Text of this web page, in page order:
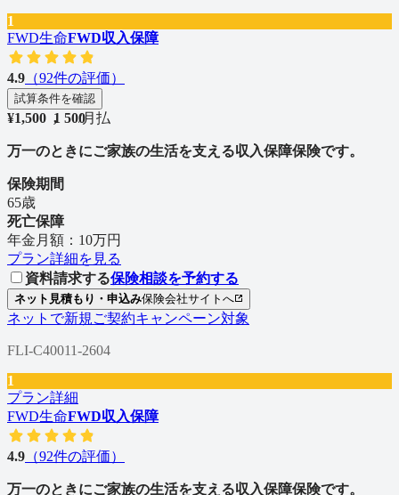
1
FWD生命FWD収入保障
4.9 （92件の評価）
試算条件を確認
¥1,500 1
, 500
/月払
万一のときにご家族の生活を支える収入保障保険です。
保険期間
65歳
死亡保障
年金月額：10万円
プラン詳細を見る
資料請求する保険相談を予約する
ネット見積もり・申込み保険会社サイトへ
ネットで新規ご契約キャンペーン対象
FLI-C40011-2604
1
プラン詳細
FWD生命FWD収入保障
4.9 （92件の評価）
万一のときにご家族の生活を支える収入保障保険です。